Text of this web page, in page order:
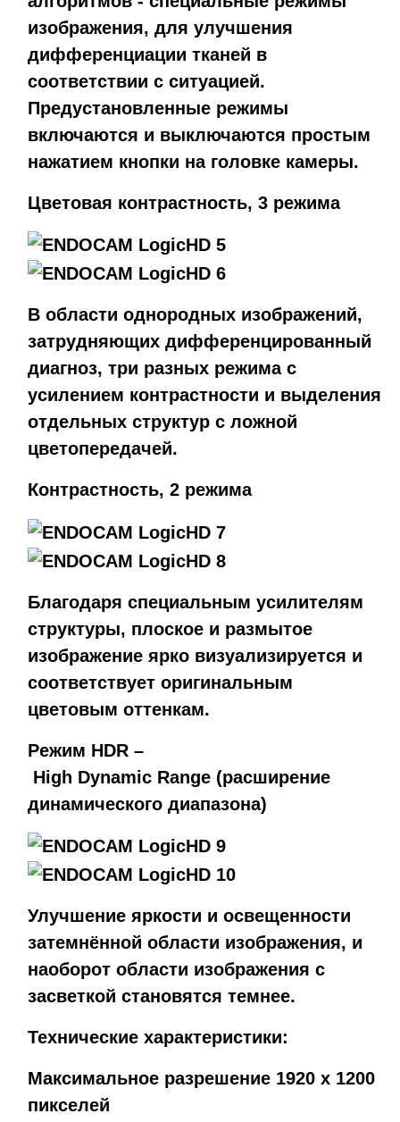
изображения, для улучшения
дифференциации тканей в
соответствии с ситуацией.
Предустановленные режимы
включаются и выключаются простым
нажатием кнопки на головке камеры.
Цветовая контрастность, 3 режима
В области однородных изображений,
затрудняющих дифференцированный
диагноз, три разных режима с
усилением контрастности и выделения
отдельных структур с ложной
цветопередачей.
Контрастность, 2 режима
Благодаря специальным усилителям
структуры, плоское и размытое
изображение ярко визуализируется и
соответствует оригинальным
цветовым оттенкам.
Режим HDR –
High Dynamic Range (расширение
динамического диапазона)
Улучшение яркости и освещенности
затемнённой области изображения, и
наоборот области изображения с
засветкой становятся темнее.
Технические характеристики:
Максимальное разрешение 1920 x 1200
пикселей